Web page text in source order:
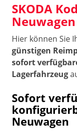
SKODA
Neuwagen
Hier können Sie
günstigen
sofort
Lagerfahrzeug
Sofort
Neuwagen